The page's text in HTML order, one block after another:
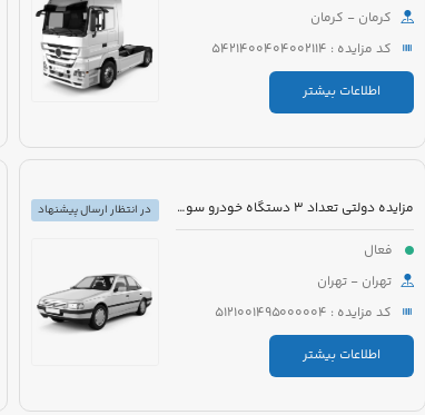
کرمان - کرمان
کد مزایده : 5421400404002114
اطلاعات بیشتر
مزایده دولتی تعداد 3 دستگاه خودرو سواری و اتوبوس
فعال
تهران - تهران
کد مزایده : 5121001495000004
اطلاعات بیشتر
در انتظار ارسال پیشنهاد